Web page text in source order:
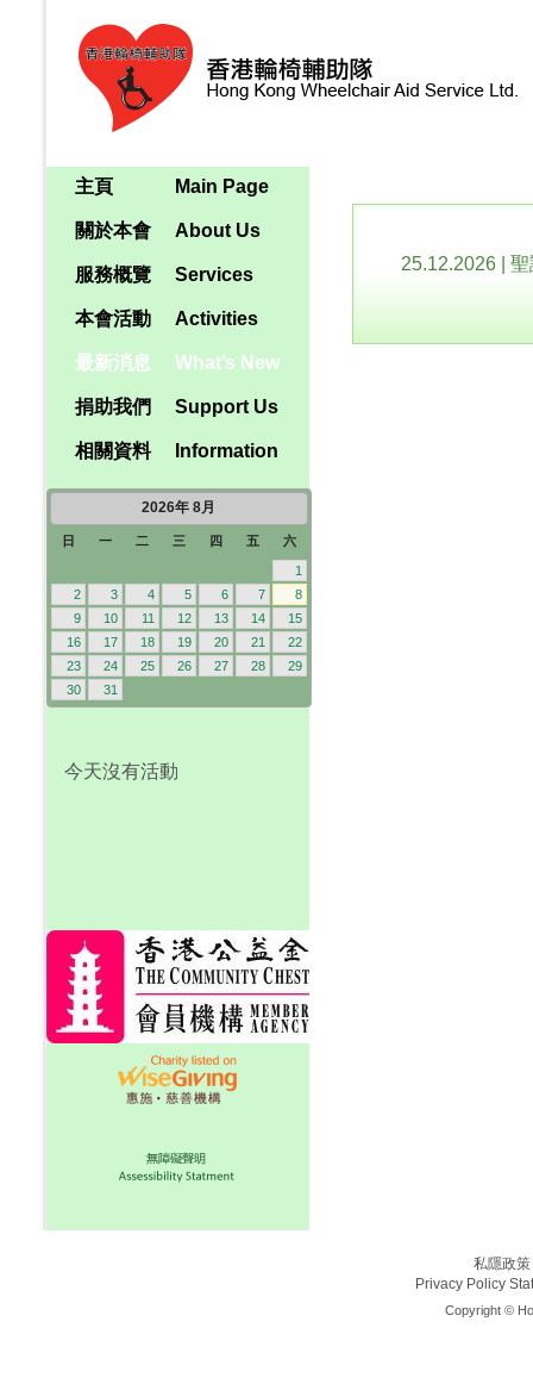
主頁 Main Page
關於本會 About Us
服務概覽 Services
本會活動 Activities
最新消息 What’s New
捐助我們 Support Us
相關資料 Information
2026年 8月
日 一 二 三 四 五 六
1
2
3 4 5 6 7
8
9
10 11 12 13 14
15
16
17 18 19 20 21
22
23
24 25 26 27 28
29
30
31
今天沒有活動
25.12.2026 聖
私隱政策
Privacy Policy
Copyright ©